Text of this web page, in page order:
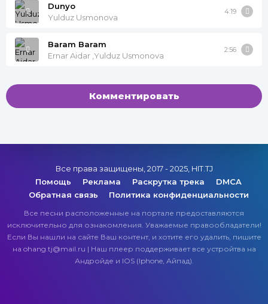
Dunyo
Yulduz Usmonova
4:19
Baram Baram
Ernar Aidar ,Yulduz Usmonova
2:56
Комментировать
Все права защищены, 2017 - 2025, HIT.TJ
Помощь
Реклама Раскрутка трека
DMCA
Обратная связь
Политика конфиденциальности
Все песни расположенные на портале предоставляются
исключительно для ознакомления. Уважаемые правообладатели!
Если Вы нашли на сайте Ваш контент, и хотите его удалить, пишите
на ohang.tj@mail.ru | Наш плеер поддерживает все устройтва на
Андройде и IOS (Iphone, Айпад).